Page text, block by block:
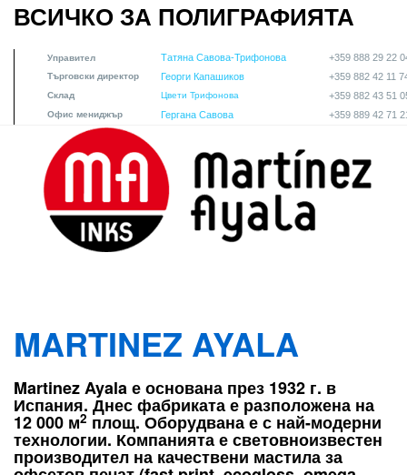
ВСИЧКО ЗА ПОЛИГРАФИЯТА
Управител Татяна Савова-Трифонова +359 888 29 22
Търговски директор Георги Капашиков +359 882 42 11
Склад Цвети Трифонова +359 882 43 51
Офис мениджър Гергана Савова +359 889 42 71
martinez-logo.png
MARTINEZ AYALA
Martinez Ayala е основана през 1932 г. в
Испания. Днес фабриката е разположена на
12 000 м2 площ. Оборудвана е с най-модерни
технологии. Компанията е световноизвестен
производител на качествени мастила за